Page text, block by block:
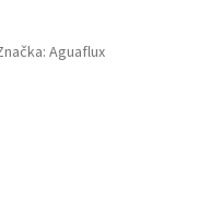
Aguaflux